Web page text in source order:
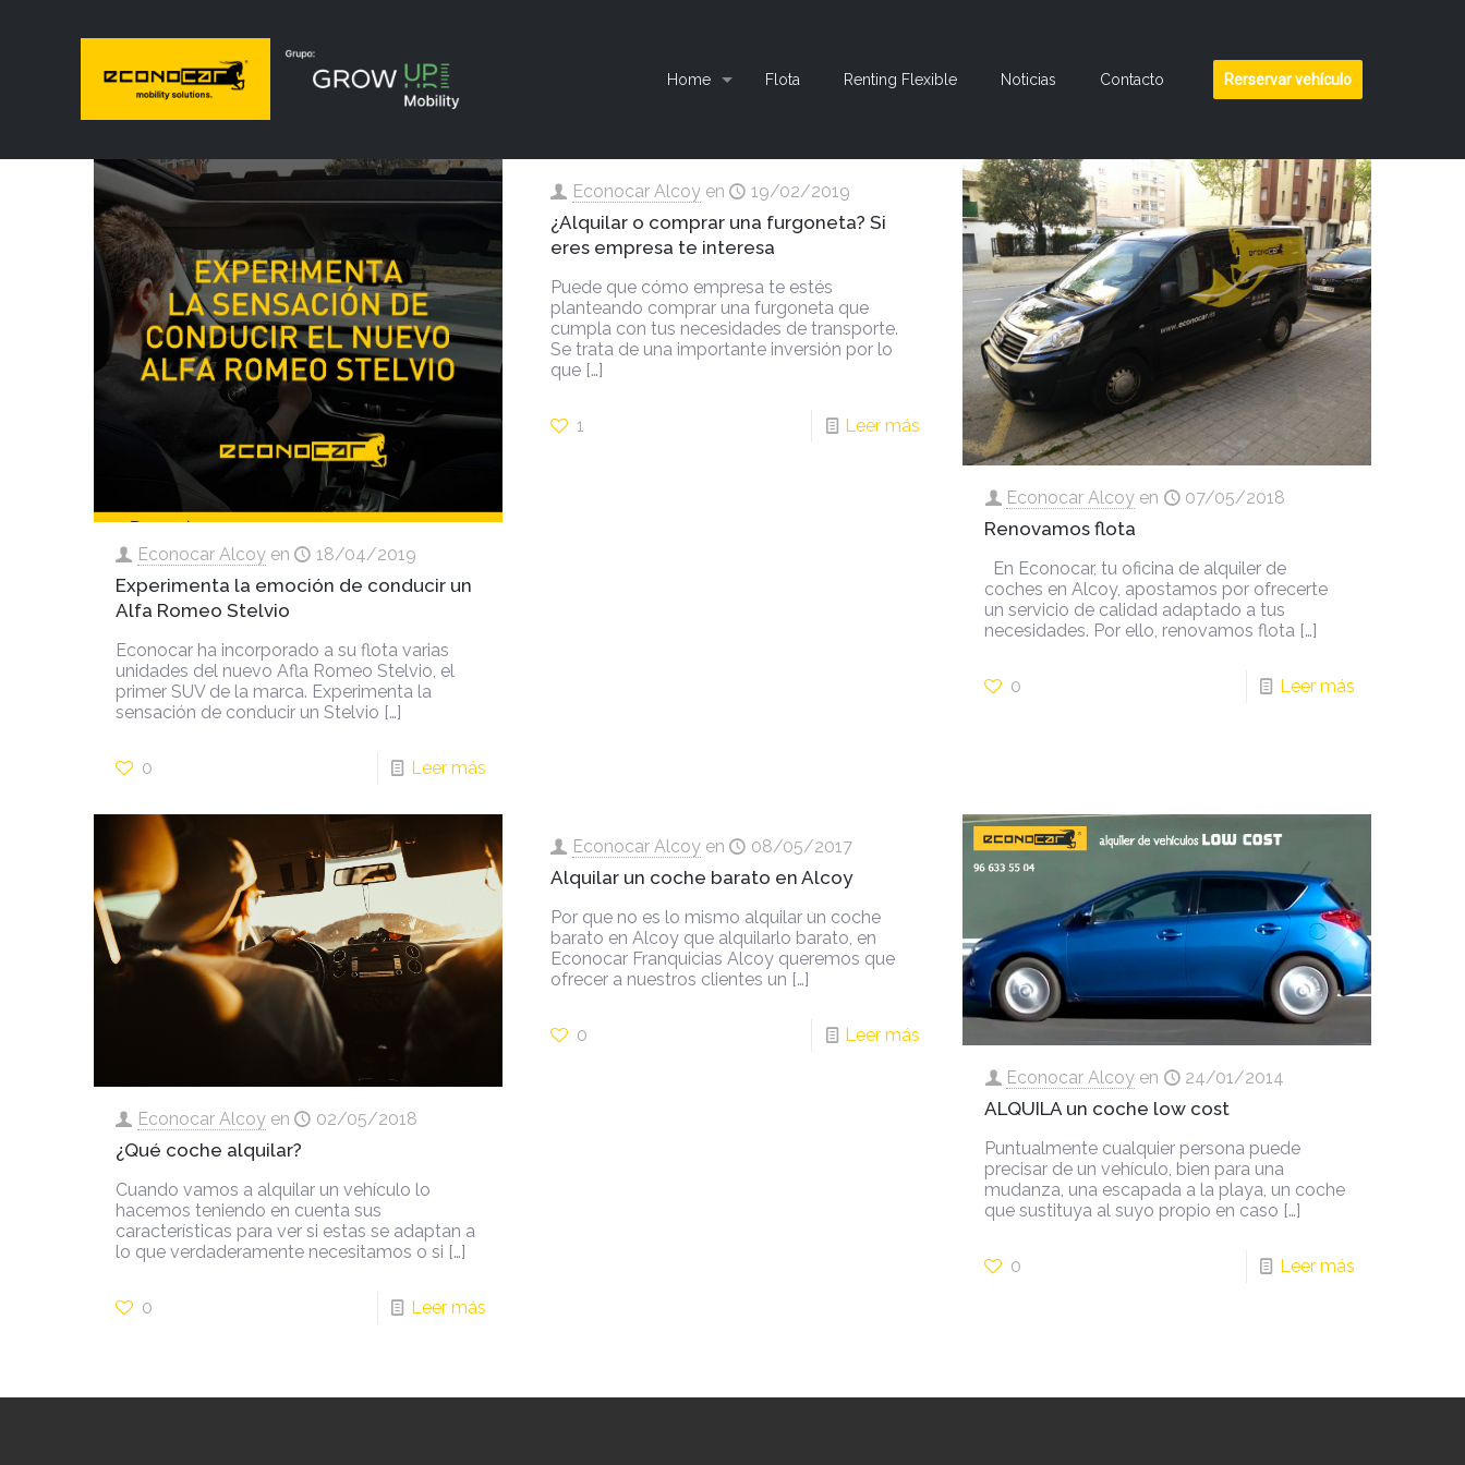
Home Flota Renting Flexible Noticias Contacto Rerservar vehículo
Econocar Alcoy en 18/04/2019
Experimenta la emoción de conducir un
Alfa Romeo Stelvio
Econocar ha incorporado a su flota varias
unidades del nuevo Afla Romeo Stelvio, el
primer SUV de la marca. Experimenta la
sensación de conducir un Stelvio […]
0 Leer más
Econocar Alcoy en 19/02/2019
¿Alquilar o comprar una furgoneta? Si
eres empresa te interesa
Puede que cómo empresa te estés
planteando comprar una furgoneta que
cumpla con tus necesidades de transporte.
Se trata de una importante inversión por lo
que[…]
1 Leer más
Econocar Alcoy en 07/05/2018
Renovamos flota
En Econocar, tu oficina de alquiler de
coches en Alcoy, apostamos por ofrecerte
un servicio de calidad adaptado a tus
necesidades. Por ello, renovamos flota […]
0 Leer más
Econocar Alcoy en 02/05/2018
¿Qué coche alquilar?
Cuando vamos a alquilar un vehículo lo
hacemos teniendo en cuenta sus
características para ver si estas se adaptan a
lo que verdaderamente necesitamos o si […]
0 Leer más
Econocar Alcoy en 08/05/2017
Alquilar un coche barato en Alcoy
Por que no es lo mismo alquilar un coche
barato en Alcoy que alquilarlo barato, en
Econocar Franquicias Alcoy queremos que
ofrecer a nuestros clientes un […]
0 Leer más
Econocar Alcoy en 24/01/2014
ALQUILA un coche low cost
Puntualmente cualquier persona puede
precisar de un vehículo, bien para una
mudanza, una escapada a la playa, un coche
que sustituya al suyo propio en caso […]
0 Leer más